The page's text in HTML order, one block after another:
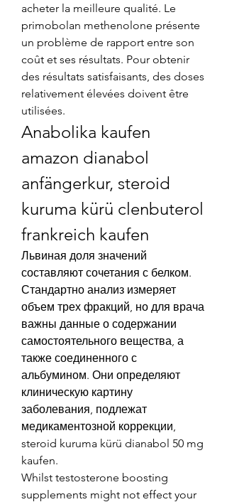
acheter la meilleure qualité. Le
primobolan methenolone présente
un problème de rapport entre son
coût et ses résultats. Pour obtenir
des résultats satisfaisants, des doses
relativement élevées doivent être
utilisées.
Anabolika kaufen
amazon dianabol
anfängerkur, steroid
kuruma kürü clenbuterol
frankreich kaufen
Львиная доля значений
составляют сочетания с белком.
Стандартно анализ измеряет
объем трех фракций, но для врача
важны данные о содержании
самостоятельного вещества, а
также соединенного с
альбумином. Они определяют
клиническую картину
заболевания, подлежат
медикаментозной коррекции,
steroid kuruma kürü dianabol 50 mg
kaufen.
Whilst testosterone boosting
supplements might not effect your